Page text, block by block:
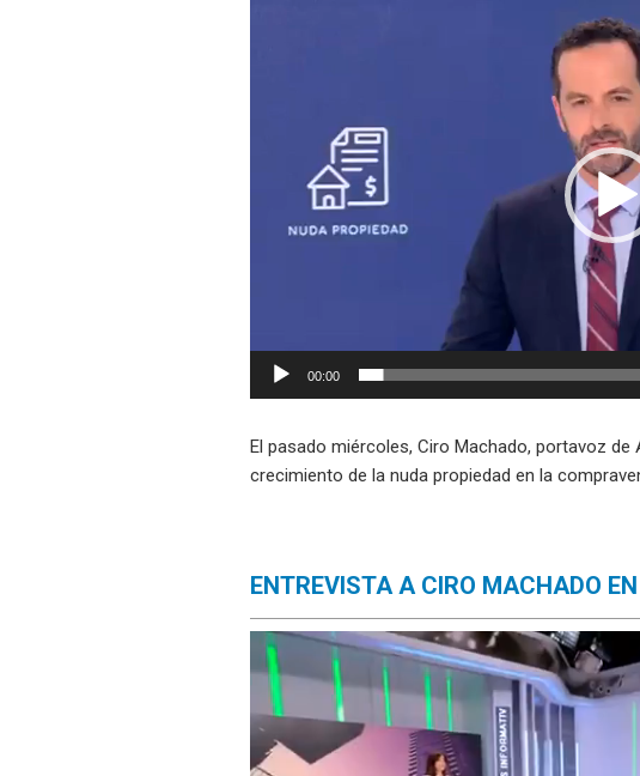
00:00
El pasado miércoles, Ciro Machado, portavoz de
crecimiento de la nuda propiedad en la
ENTREVISTA A CIRO MACHADO
Reproductor
de
vídeo